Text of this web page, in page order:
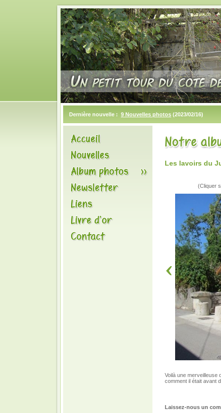
Dernière nouvelle : 9 Nouvelles photos (2023/02/16)
Les lavoirs du
(Cliquer
Voilà une merveilleuse
comment il était avant
Laissez-nous un